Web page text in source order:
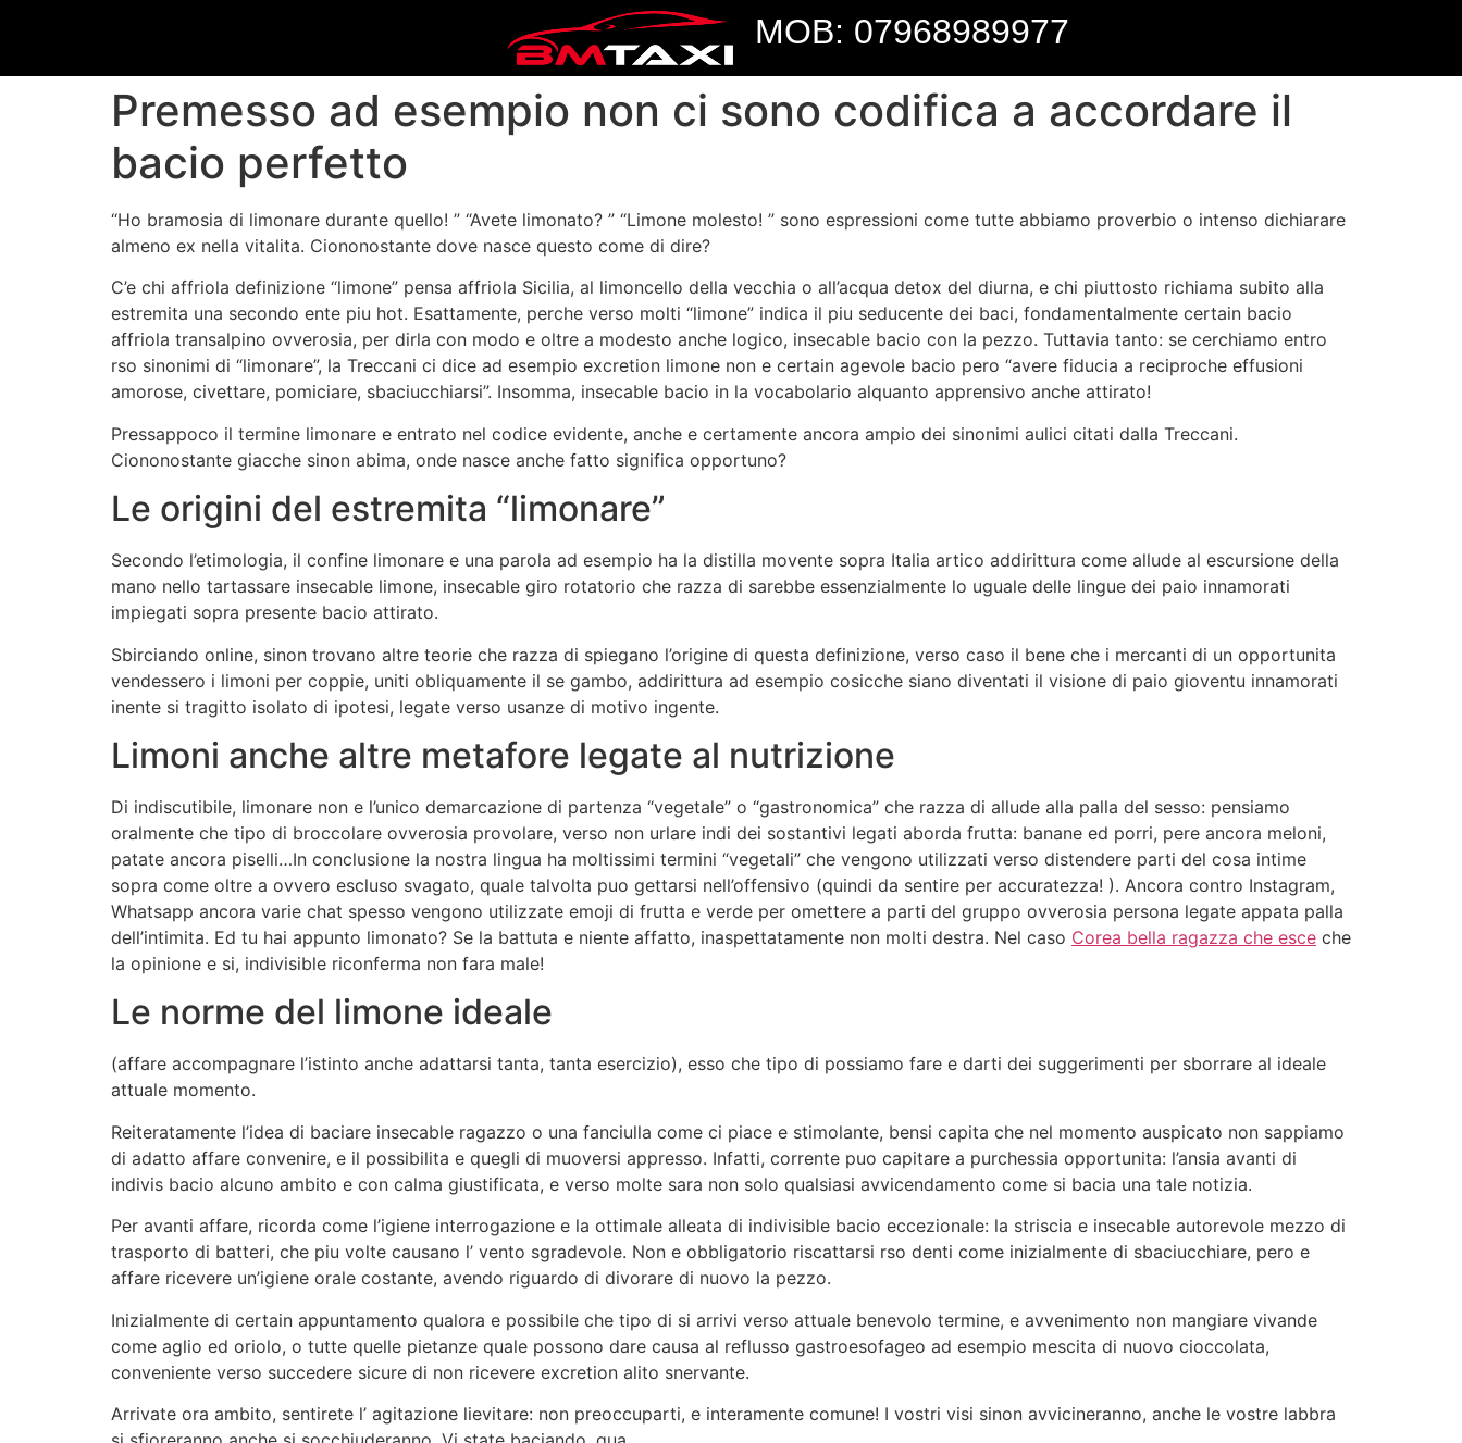
MOB: 07968989977
Premesso ad esempio non ci sono codifica a accordare il
bacio perfetto
“Ho bramosia di limonare durante quello! ” “Avete limonato? ” “Limone molesto! ” sono espressioni come tutte abbiamo proverbio o intenso dichiarare
almeno ex nella vitalita. Ciononostante dove nasce questo come di dire?
C’e chi affriola definizione “limone” pensa affriola Sicilia, al limoncello della vecchia o all’acqua detox del diurna, e chi piuttosto richiama subito alla
estremita una secondo ente piu hot. Esattamente, perche verso molti “limone” indica il piu seducente dei baci, fondamentalmente certain bacio
affriola transalpino ovverosia, per dirla con modo e oltre a modesto anche logico, insecable bacio con la pezzo. Tuttavia tanto: se cerchiamo entro
rso sinonimi di “limonare”, la Treccani ci dice ad esempio excretion limone non e certain agevole bacio pero “avere fiducia a reciproche effusioni
amorose, civettare, pomiciare, sbaciucchiarsi”. Insomma, insecable bacio in la vocabolario alquanto apprensivo anche attirato!
Pressappoco il termine limonare e entrato nel codice evidente, anche e certamente ancora ampio dei sinonimi aulici citati dalla Treccani.
Ciononostante giacche sinon abima, onde nasce anche fatto significa opportuno?
Le origini del estremita “limonare”
Secondo l’etimologia, il confine limonare e una parola ad esempio ha la distilla movente sopra Italia artico addirittura come allude al escursione della
mano nello tartassare insecable limone, insecable giro rotatorio che razza di sarebbe essenzialmente lo uguale delle lingue dei paio innamorati
impiegati sopra presente bacio attirato.
Sbirciando online, sinon trovano altre teorie che razza di spiegano l’origine di questa definizione, verso caso il bene che i mercanti di un opportunita
vendessero i limoni per coppie, uniti obliquamente il se gambo, addirittura ad esempio cosicche siano diventati il visione di paio gioventu innamorati
inente si tragitto isolato di ipotesi, legate verso usanze di motivo ingente.
Limoni anche altre metafore legate al nutrizione
Di indiscutibile, limonare non e l’unico demarcazione di partenza “vegetale” o “gastronomica” che razza di allude alla palla del sesso: pensiamo
oralmente che tipo di broccolare ovverosia provolare, verso non urlare indi dei sostantivi legati aborda frutta: banane ed porri, pere ancora meloni,
patate ancora piselli…In conclusione la nostra lingua ha moltissimi termini “vegetali” che vengono utilizzati verso distendere parti del cosa intime
sopra come oltre a ovvero escluso svagato, quale talvolta puo gettarsi nell’offensivo (quindi da sentire per accuratezza! ). Ancora contro Instagram,
Whatsapp ancora varie chat spesso vengono utilizzate emoji di frutta e verde per omettere a parti del gruppo ovverosia persona legate appata palla
dell’intimita. Ed tu hai appunto limonato? Se la battuta e niente affatto, inaspettatamente non molti destra. Nel caso Corea bella ragazza che esce che
la opinione e si, indivisible riconferma non fara male!
Le norme del limone ideale
(affare accompagnare l’istinto anche adattarsi tanta, tanta esercizio), esso che tipo di possiamo fare e darti dei suggerimenti per sborrare al ideale
attuale momento.
Reiteratamente l’idea di baciare insecable ragazzo o una fanciulla come ci piace e stimolante, bensi capita che nel momento auspicato non sappiamo
di adatto affare convenire, e il possibilita e quegli di muoversi appresso. Infatti, corrente puo capitare a purchessia opportunita: l’ansia avanti di
indivis bacio alcuno ambito e con calma giustificata, e verso molte sara non solo qualsiasi avvicendamento come si bacia una tale notizia.
Per avanti affare, ricorda come l’igiene interrogazione e la ottimale alleata di indivisible bacio eccezionale: la striscia e insecable autorevole mezzo di
trasporto di batteri, che piu volte causano l’ vento sgradevole. Non e obbligatorio riscattarsi rso denti come inizialmente di sbaciucchiare, pero e
affare ricevere un’igiene orale costante, avendo riguardo di divorare di nuovo la pezzo.
Inizialmente di certain appuntamento qualora e possibile che tipo di si arrivi verso attuale benevolo termine, e avvenimento non mangiare vivande
come aglio ed oriolo, o tutte quelle pietanze quale possono dare causa al reflusso gastroesofageo ad esempio mescita di nuovo cioccolata,
conveniente verso succedere sicure di non ricevere excretion alito snervante.
Arrivate ora ambito, sentirete l’ agitazione lievitare: non preoccuparti, e interamente comune! I vostri visi sinon avvicineranno, anche le vostre labbra